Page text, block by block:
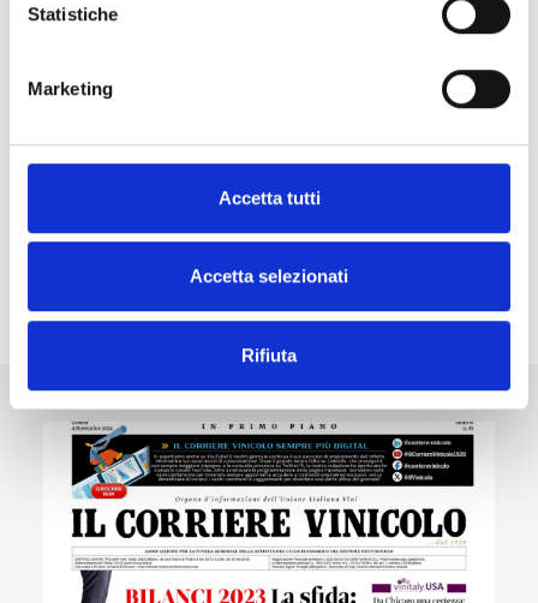
Statistiche
Marketing
Accetta tutti
Accetta selezionati
Rifiuta
Codice della Vite e del Vino
alle normative del settore vitivinicolo italiano.
Scopri gli altri prodotti